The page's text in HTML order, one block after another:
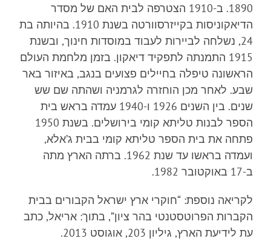
1890. ב-1910 הצטרפה לבית האם של מסדר
הדיאקוניסות בקייזרסוורטה בשנת 1910. בהיותה בת
24, נשלחה לביירות לעבוד במוסדות חינוך, ובשנת
1915 התמנתה לתפקיד דיאקון. בזמן מלחמת העולם
הראשונה טיפלה בחיילים פצועים בנגב, באיזור באר
שבע. לאחר מכן הוחזרה לגרמניה ושהתה שם שש
שנים. בין השנים 1926 ו-1940 עמדה בראש בית
הספר לבנות טליתא קומי בירושלים. בשנת 1950
פתחה את בית הספר טליתא קומי בבית ג’אלא,
ועמדה בראשו עד שנת 1962. ברתה הארץ מתה
ב-17 באוקטובר 1982.
לקריאה נוספת: “חוקרי ארץ ישראל הקבורים בבית
הקברות הפרוטסטנטי בהר ציון”, בתוך: אריאל, כתב
עת לידיעת הארץ, גיליון 203, אוגוסט 2013.